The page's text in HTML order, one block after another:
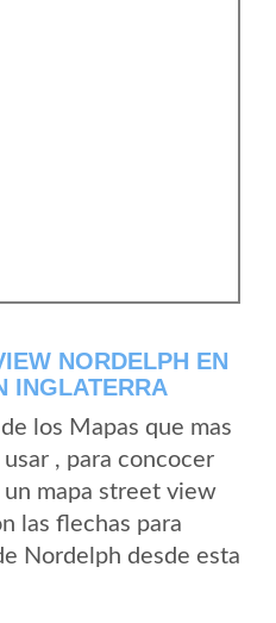
NORDELPH EN
INGLATERRA
los Mapas que mas
, para concocer
mapa street view
las flechas para
Nordelph desde esta